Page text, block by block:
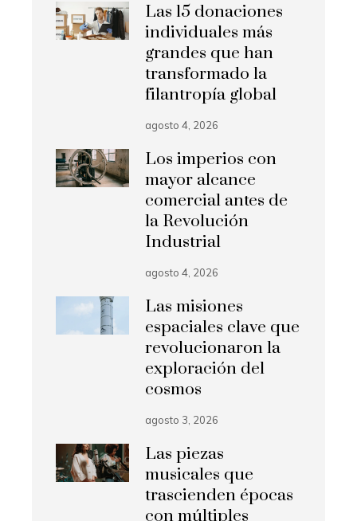
Las 15 donaciones
individuales más
grandes que han
transformado la
filantropía global
agosto 4, 2026
Los imperios con
mayor alcance
comercial antes de
la Revolución
Industrial
agosto 4, 2026
Las misiones
espaciales clave que
revolucionaron la
exploración del
cosmos
agosto 3, 2026
Las piezas
musicales que
trascienden épocas
con múltiples